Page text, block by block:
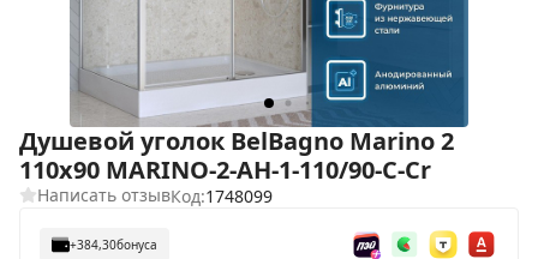
Душевой уголок BelBagno Marino 2
110x90 MARINO-2-AH-1-110/90-C-Cr
Написать отзывКод:1748099
+384,30бонуса